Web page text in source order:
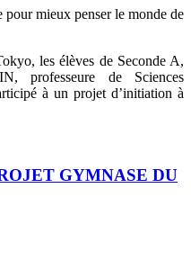
mieux penser le monde de
les élèves de Seconde A,
professeure de Sciences
à un projet d’initiation à
GYMNASE DU